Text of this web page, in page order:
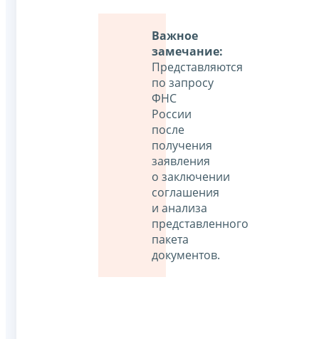
Важное
замечание:
Представляются
по запросу
ФНС
России
после
получения
заявления
о заключении
соглашения
и анализа
представленного
пакета
документов.